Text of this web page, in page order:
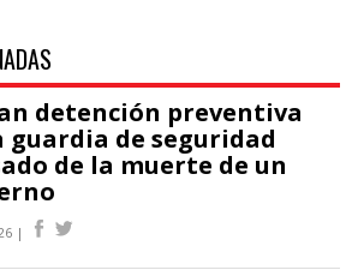
detención preventiva
guardia de seguridad
de la muerte de un
|